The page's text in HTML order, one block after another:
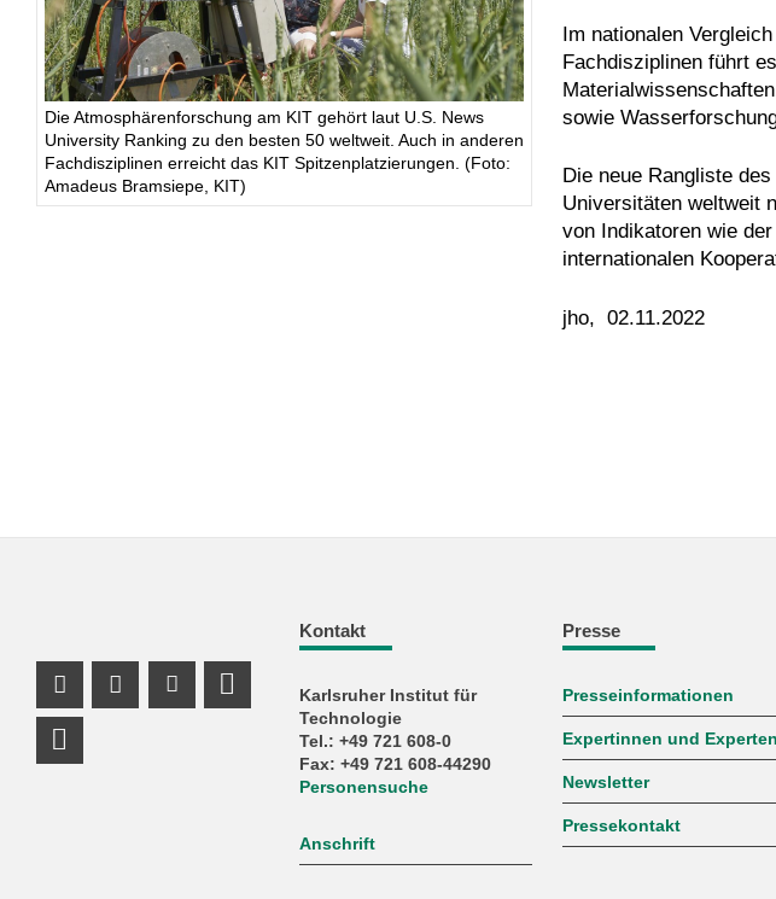
Die Atmosphärenforschung am KIT gehört laut U.S. News
University Ranking zu den besten 50 weltweit. Auch in anderen
Fachdisziplinen erreicht das KIT Spitzenplatzierungen. (Foto:
Amadeus Bramsiepe, KIT)
Im nationalen
Fachdisziplinen führt
sowie
Die neue Rangliste
Universitäten weltweit
von Indikatoren wie
internationalen
jho, 02.11.2022
Kontakt
Karlsruher Institut für
Technologie
Tel.: +49 721 608-0
Fax: +49 721 608-44290
Personensuche
Anschrift
Presse
Presseinformationen
Expertinnen und Experten
Newsletter
Pressekontakt
Instagram Profil
Facebook Profil
Youtube Profil
Profil Mastodon
LinkedIn Profil